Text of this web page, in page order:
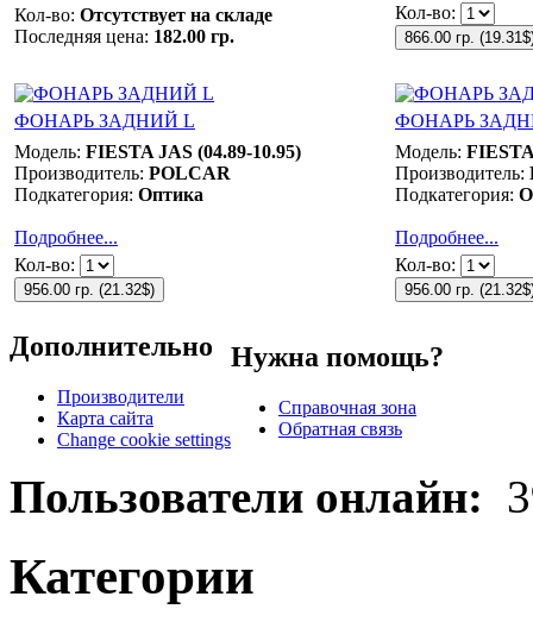
Кол-во: Отсутствует на складе
Последняя цена: 182.00 гр.
Кол-во:
866.00 гр. (19.31$
ФОНАРЬ ЗАДНИЙ L
ФОНАРЬ
Модель: FIESTA JAS (04.89-10.95)
Производитель: POLCAR
Подкатегория: Оптика
Подробнее...
Модель:
Производитель:
Подкатегория:
Подробнее...
Кол-во:
956.00 гр. (21.32$)
Кол-во:
956.00 гр. (21.32$
Дополнительно
Производители
Карта сайта
Change cookie settings
Нужна помощь?
Справочная зона
Обратная связь
Пользователи онлайн:
Категории